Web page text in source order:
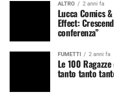
ALTRO 2 anni fa
Lucca Comics
Effect:
conferenza”
FUMETTI 2 anni fa
Le 100
tanto tanto